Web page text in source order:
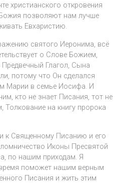
христианского откровения
позволяют нам лучше
Евхаристию.
святого Иеронима, всё
о Слове Божием,
Глагол, Сына
потому что Он сделался
Марии в семье Иосифа. И
кто не знает Писания, тот не
Толкование на книгу пророка
к Священному Писанию и его
Иконы Пресвятой
по нашим приходам. Я
поможет нашим верным
Писания и жить этим